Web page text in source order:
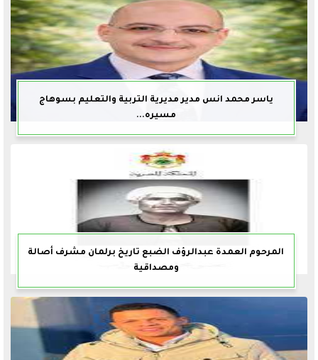
ياسر محمد انس مدير مديرية التربية والتعليم بسوهاج
مسيره...
المرحوم العمدة عبدالرؤف الضبع تاريخ برلمان مشرف أصالة
ومصداقية